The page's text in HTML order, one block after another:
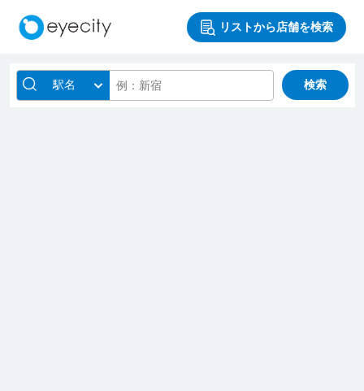
リストから店舗を検索
駅名 検索